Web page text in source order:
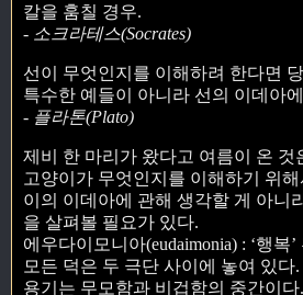
칼을 훔칠 경우.
- 소크라테스(Socrates)
선이 무엇인지를 이해하려 한다면
특수한 예들이 아니라 선의 이데아
- 플라톤(Plato)
제비 한 마리가 왔다고 여름이 온 것
고양이가 무엇인지를 이해하기 위
이의 이데아에 관해 생각할 게 아니
을 살펴볼 필요가 있다.
에우다이모니아(eudaimonia) : ‘행복’
모든 덕은 두 극단 사이에 놓여 있다.
용기는 무모함과 비겁함의 중간이다.